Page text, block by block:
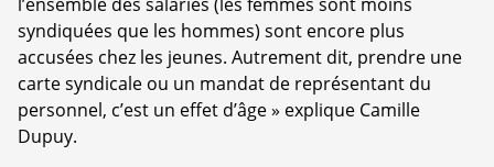
syndiquées que les hommes) sont encore plus
accusées chez les jeunes. Autrement dit, prendre une
carte syndicale ou un mandat de représentant du
personnel, c’est un effet d’âge » explique Camille
Dupuy.